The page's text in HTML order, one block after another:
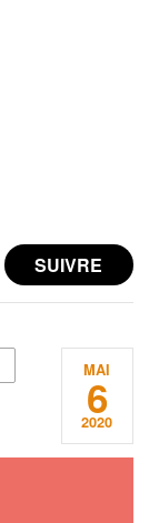
SUIVRE
MAI
6
2020